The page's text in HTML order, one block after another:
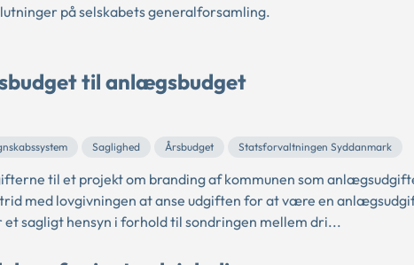
på selskabets generalforsamling.
til anlægsbudget
Saglighed Årsbudget Statsforvaltningen Syddanmark
til et projekt om branding af kommunen som
med lovgivningen at anse udgiften for at være en
sagligt hensyn i forhold til sondringen mellem dri...